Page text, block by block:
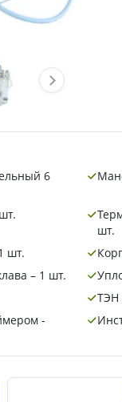
6
шт.
шт.
– 1 шт.
ТЭН
-